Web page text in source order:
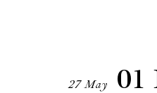
27 May
01